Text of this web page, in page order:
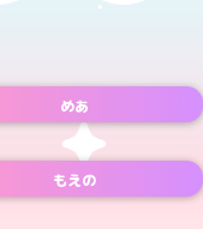
めあ
もえの